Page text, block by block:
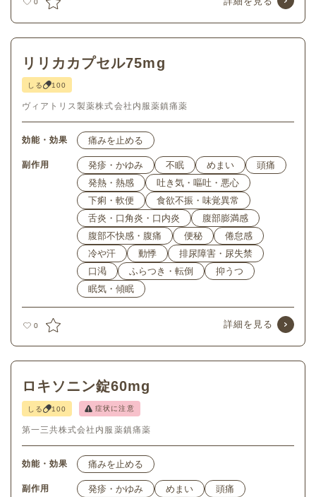
0
0
リリカカプセル75mg
しる 100
ヴィアトリス製薬株式会社 内服薬鎮痛薬
効能・効果 痛みを止める
副作用 発疹・かゆみ 不眠 めまい
頭痛
発熱・熱感
吐き気・嘔吐・悪心
下痢・軟便
食欲不振・味覚異常
舌炎・口角炎・口内炎
腹部膨満感
腹部不快感・腹痛
便秘
倦怠感
冷や汗
動悸
排尿障害・尿失禁
口渇
ふらつき・転倒
抑うつ
眠気・傾眠
詳細を見る
ロキソニン錠60mg
しる 100 症状に注意
第一三共株式会社 内服薬鎮痛薬
効能・効果 痛みを止める
副作用 発疹・かゆみ めまい
頭痛